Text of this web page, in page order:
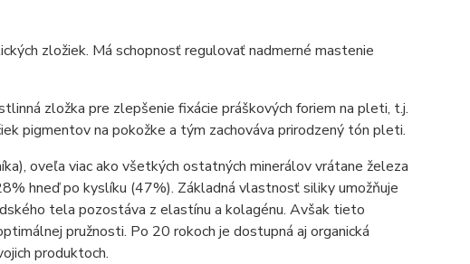
zložiek. Má schopnosť regulovať nadmerné mastenie
zložka pre zlepšenie fixácie práškových foriem na pleti, t.j.
pigmentov na pokožke a tým zachováva prirodzený tón pleti.
oveľa viac ako všetkých ostatných minerálov vrátane železa
hneď po kyslíku (47%). Základná vlastnosť siliky umožňuje
tela pozostáva z elastínu a kolagénu. Avšak tieto
pružnosti. Po 20 rokoch je dostupná aj organická
produktoch.